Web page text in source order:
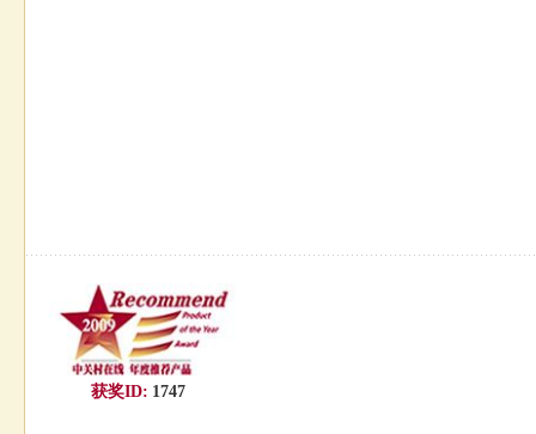
获奖ID: 1747